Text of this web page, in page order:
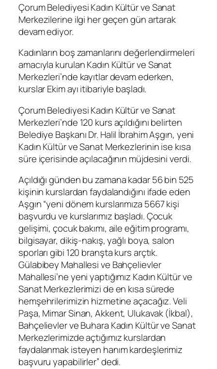
Çorum Belediyesi Kadın Kültür ve Sanat
Merkezilerine ilgi her geçen gün artarak
devam ediyor.
Kadınların boş zamanlarını değerlendirmeleri
amacıyla kurulan Kadın Kültür ve Sanat
Merkezleri’nde kayıtlar devam ederken,
kurslar Ekim ayı itibariyle başladı.
Çorum Belediyesi Kadın Kültür ve Sanat
Merkezleri’nde 120 kurs açıldığını belirten
Belediye Başkanı Dr. Halil İbrahim Aşgın, yeni
Kadın Kültür ve Sanat Merkezlerinin ise kısa
süre içerisinde açılacağının müjdesini verdi.
Açıldığı günden bu zamana kadar 56 bin 525
kişinin kurslardan faydalandığını ifade eden
Aşgın “yeni dönem kurslarımıza 5667 kişi
başvurdu ve kurslarımız başladı. Çocuk
gelişimi, çocuk bakımı, aile eğitim programı,
bilgisayar, dikiş-nakış, yağlı boya, salon
sporları gibi 120 branşta kurs arçtık.
Gülabibey Mahallesi ve Bahçelievler
Mahallesi’ne yeni yaptığımız Kadın Kültür ve
Sanat Merkezlerimizi de en kısa sürede
hemşehrilerimizin hizmetine açacağız. Veli
Paşa, Mimar Sinan, Akkent, Ulukavak (İkbal),
Bahçelievler ve Buhara Kadın Kültür ve Sanat
Merkezlerimizde açtığımız kurslardan
faydalanmak isteyen hanım kardeşlerimiz
başvuru yapabilirler” dedi.